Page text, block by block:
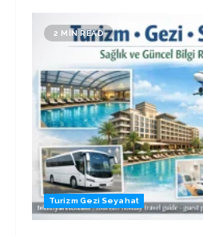
2 MIN READ
Turizm Gezi Seyahat